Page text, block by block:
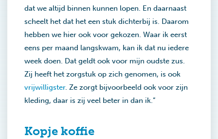
dat we altijd binnen kunnen lopen. En daarnaast
scheelt het dat het een stuk dichterbij is. Daarom
hebben we hier ook voor gekozen. Waar ik eerst
eens per maand langskwam, kan ik dat nu iedere
week doen. Dat geldt ook voor mijn oudste zus.
Zij heeft het zorgstuk op zich genomen, is ook
vrijwilligster. Ze zorgt bijvoorbeeld ook voor zijn
kleding, daar is zij veel beter in dan ik.”
Kopje koffie